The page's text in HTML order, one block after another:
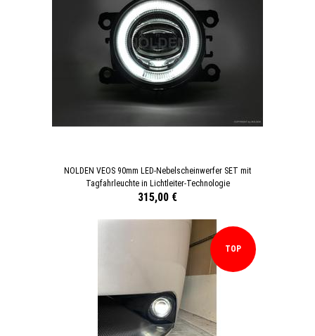
NOLDEN VEOS 90mm LED-Nebelscheinwerfer SET mit
Tagfahrleuchte in Lichtleiter-Technologie
315,00 €
TOP